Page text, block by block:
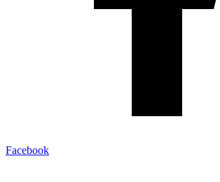
Facebook